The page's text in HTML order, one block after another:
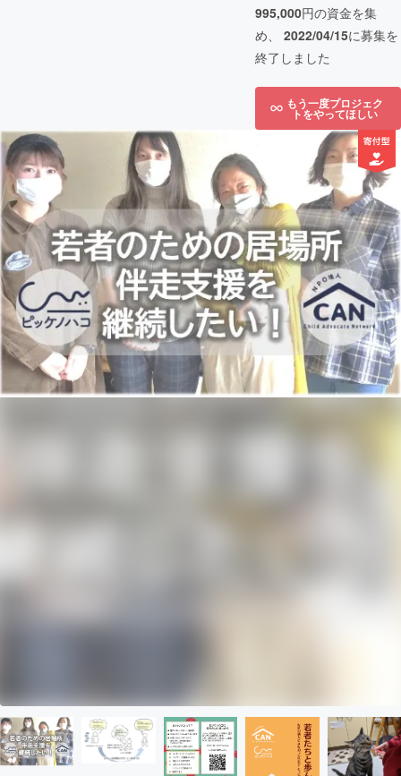
995,000円の資金を集
め、 2022/04/15に募集を
終了しました
もう一度プロジェク
トをやってほしい